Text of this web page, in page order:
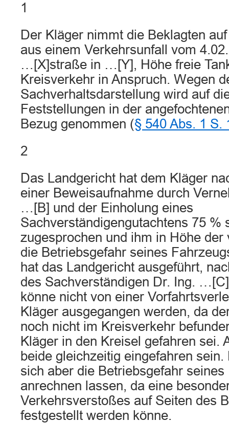
1
Der Kläger nimmt die Beklagten
aus einem Verkehrsunfall vom
…[X]straße in …[Y], Höhe freie
Kreisverkehr in Anspruch. Wegen
Sachverhaltsdarstellung wird auf
Feststellungen in der
Bezug genommen (§ 540 Abs. 1 S.
2
Das Landgericht hat dem Kläger
einer Beweisaufnahme durch
…[B] und der Einholung eines
Sachverständigengutachtens 75 %
zugesprochen und ihm in Höhe der
die Betriebsgefahr seines
hat das Landgericht ausgeführt,
des Sachverständigen Dr. Ing.
könne nicht von einer
Kläger ausgegangen werden, da
noch nicht im Kreisverkehr
Kläger in den Kreisel gefahren sei.
beide gleichzeitig eingefahren
sich aber die Betriebsgefahr seines
anrechnen lassen, da eine
Verkehrsverstoßes auf Seiten des
festgestellt werden könne.